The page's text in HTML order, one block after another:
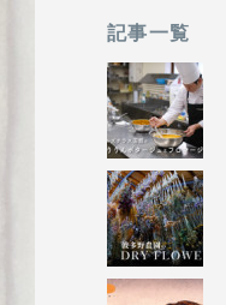
記事一覧